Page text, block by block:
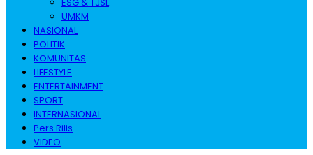
UMKM
NASIONAL
POLITIK
KOMUNITAS
LIFESTYLE
ENTERTAINMENT
SPORT
INTERNASIONAL
Pers Rilis
VIDEO